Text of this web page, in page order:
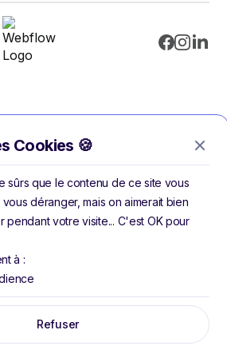
Cookies 🍪
sûrs que le contenu de ce site vous
déranger, mais on aimerait bien
pendant votre visite... C'est OK pour
à :
Refuser